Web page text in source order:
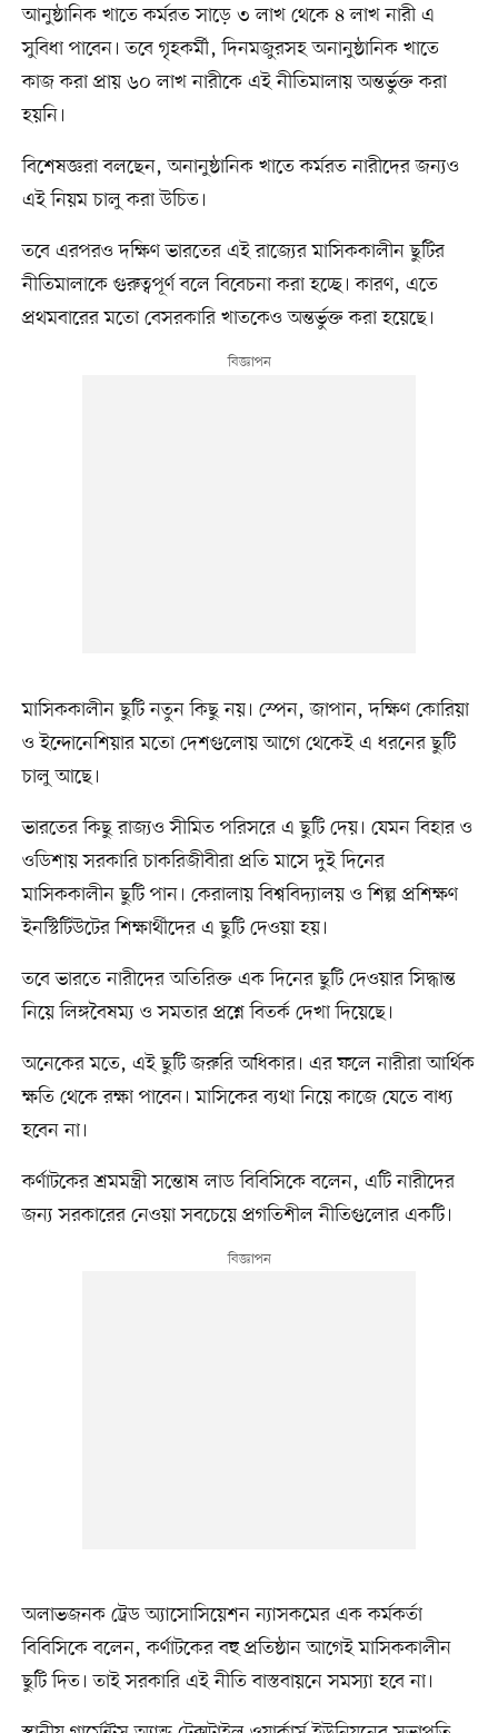
আনুষ্ঠানিক খাতে কর্মরত সাড়ে ৩ লাখ থেকে ৪ লাখ নারী এ
সুবিধা পাবেন। তবে গৃহকর্মী, দিনমজুরসহ অনানুষ্ঠানিক খাতে
কাজ করা প্রায় ৬০ লাখ নারীকে এই নীতিমালায় অন্তর্ভুক্ত করা
হয়নি।
বিশেষজ্ঞরা বলছেন, অনানুষ্ঠানিক খাতে কর্মরত নারীদের জন্যও
এই নিয়ম চালু করা উচিত।
তবে এরপরও দক্ষিণ ভারতের এই রাজ্যের মাসিককালীন ছুটির
নীতিমালাকে গুরুত্বপূর্ণ বলে বিবেচনা করা হচ্ছে। কারণ, এতে
প্রথমবারের মতো বেসরকারি খাতকেও অন্তর্ভুক্ত করা হয়েছে।
মাসিককালীন ছুটি নতুন কিছু নয়। স্পেন, জাপান, দক্ষিণ কোরিয়া
ও ইন্দোনেশিয়ার মতো দেশগুলোয় আগে থেকেই এ ধরনের ছুটি
চালু আছে।
ভারতের কিছু রাজ্যও সীমিত পরিসরে এ ছুটি দেয়। যেমন বিহার ও
ওডিশায় সরকারি চাকরিজীবীরা প্রতি মাসে দুই দিনের
মাসিককালীন ছুটি পান। কেরালায় বিশ্ববিদ্যালয় ও শিল্প প্রশিক্ষণ
ইনস্টিটিউটের শিক্ষার্থীদের এ ছুটি দেওয়া হয়।
তবে ভারতে নারীদের অতিরিক্ত এক দিনের ছুটি দেওয়ার সিদ্ধান্ত
নিয়ে লিঙ্গবৈষম্য ও সমতার প্রশ্নে বিতর্ক দেখা দিয়েছে।
অনেকের মতে, এই ছুটি জরুরি অধিকার। এর ফলে নারীরা আর্থিক
ক্ষতি থেকে রক্ষা পাবেন। মাসিকের ব্যথা নিয়ে কাজে যেতে বাধ্য
হবেন না।
কর্ণাটকের শ্রমমন্ত্রী সন্তোষ লাড বিবিসিকে বলেন, এটি নারীদের
জন্য সরকারের নেওয়া সবচেয়ে প্রগতিশীল নীতিগুলোর একটি।
অলাভজনক ট্রেড অ্যাসোসিয়েশন ন্যাসকমের এক কর্মকর্তা
বিবিসিকে বলেন, কর্ণাটকের বহু প্রতিষ্ঠান আগেই মাসিককালীন
ছুটি দিত। তাই সরকারি এই নীতি বাস্তবায়নে সমস্যা হবে না।